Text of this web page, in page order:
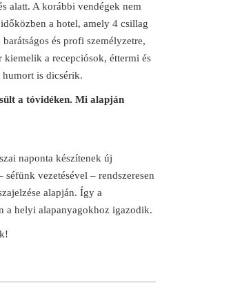
alatt. A korábbi vendégek nem
a hotel, amely 4 csillag
és profi személyzetre,
a recepciósok, éttermi és
humort is dicsérik.
a tóvidéken. Mi alapján
naponta készítenek új
séfünk vezetésével – rendszeresen
alapján. Így a
a helyi alapanyagokhoz igazodik.